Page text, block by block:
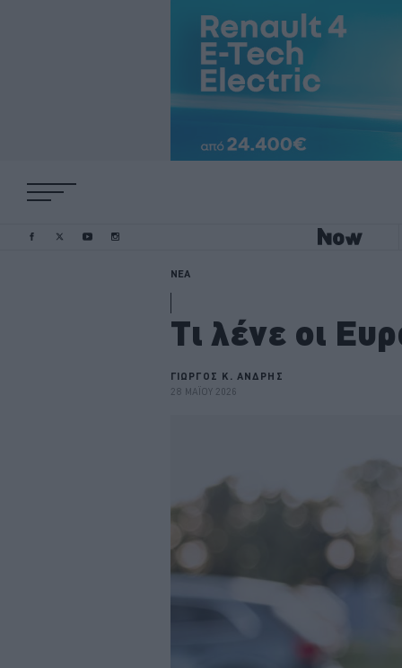
ΝΕΑ
Τι λένε οι
ΓΙΩΡΓΟΣ Κ. ΑΝΔΡΗΣ
28 ΜΑΪΟΥ 2026